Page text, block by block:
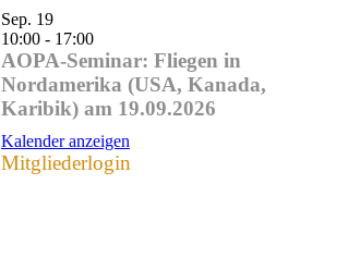
Sep. 19
10:00 - 17:00
AOPA-Seminar: Fliegen in
Nordamerika (USA, Kanada,
Karibik) am 19.09.2026
Kalender anzeigen
Mitgliederlogin